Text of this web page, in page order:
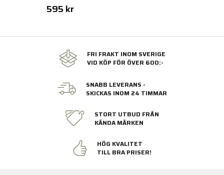
595 kr
FRI FRAKT INOM SVERIGE
VID KÖP FÖR ÖVER 600:-
SNABB LEVERANS -
SKICKAS INOM 24 TIMMAR
STORT UTBUD FRÅN
KÄNDA MÄRKEN
HÖG KVALITET
TILL BRA PRISER!